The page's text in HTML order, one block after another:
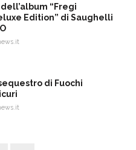
“Fregi
Edition” di Saughelli
di Fuochi